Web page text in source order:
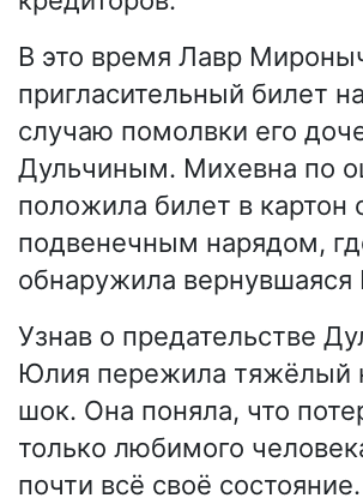
В это время Лавр
пригласительный билет
случаю помолвки его
Дульчиным. Михевна по
положила билет в картон
подвенечным нарядом,
обнаружила
Узнав о предательстве
Юлия пережила тяжёлый
шок. Она поняла, что
только любимого
почти всё своё